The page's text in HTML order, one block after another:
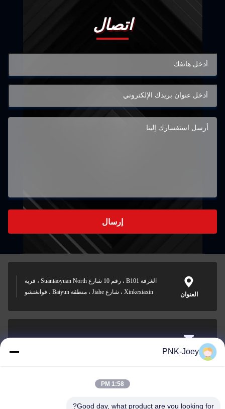
اتصال
إرسال
العنوان
الغرفة B101 ، رقم 10 شارع Suantaoyuan North ، قرية
Xinkexiaxin ، شارع Jiahe ، منطقة Baiyun ، قوانغتشو
البريد
xianzhihao@gzxingchao.infoPNK-Joey
1:58 PM
Good day, what product are you looking for?